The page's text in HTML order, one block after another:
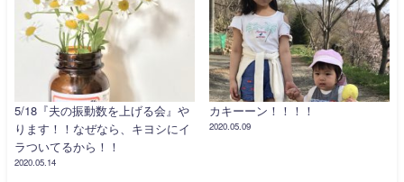
5/18『夫の振動数を上げる会』や
ります！！なぜなら、キヨシにイ
ラついてるから！！
2020.05.14
カキーーン！！！！
2020.05.09